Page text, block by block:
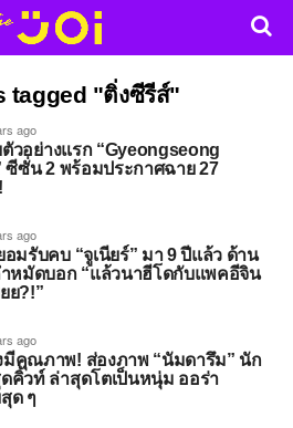
tagged "ติ่งซีรีส์"
ago
ตัวอย่างแรก “Gyeongseong
ซีซั่น 2 พร้อมประกาศฉาย 27
ago
อมรับคบ “จูเนียร์” มา 9 ปีแล้ว ด้าน
หมัดบอก “แล้วนาฮีโดกับแพคอีจิน
ย?!”
ago
มีคุณภาพ! ส่องภาพ “นัมดารึม” นัก
ดคิ้วท์ ล่าสุดโตเป็นหนุ่ม ออร่า
ด ๆ